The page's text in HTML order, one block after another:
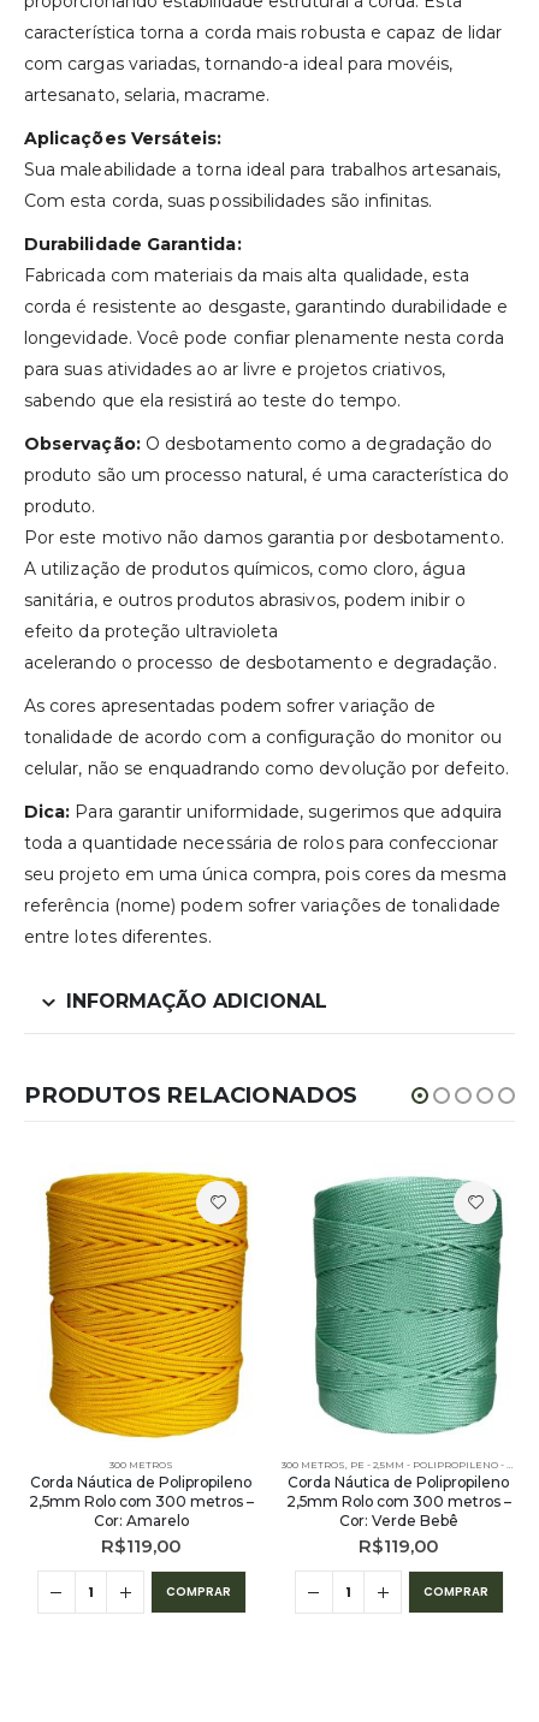
característica torna a corda mais robusta e capaz de lidar
com cargas variadas, tornando-a ideal para movéis,
artesanato, selaria, macrame.
Aplicações Versáteis:
Sua maleabilidade a torna ideal para trabalhos artesanais,
Com esta corda, suas possibilidades são infinitas.
Durabilidade Garantida:
Fabricada com materiais da mais alta qualidade, esta
corda é resistente ao desgaste, garantindo durabilidade e
longevidade. Você pode confiar plenamente nesta corda
para suas atividades ao ar livre e projetos criativos,
sabendo que ela resistirá ao teste do tempo.
Observação:O desbotamento como a degradação do
produto são um processo natural, é uma característica do
produto.
Por este motivo não damos garantia por desbotamento.
A utilização de produtos químicos, como cloro, água
sanitária, e outros produtos abrasivos, podem inibir o
efeito da proteção ultravioleta
acelerando o processo de desbotamento e degradação.
As cores apresentadas podem sofrer variação de
tonalidade de acordo com a configuração do monitor ou
celular, não se enquadrando como devolução por defeito.
Dica: Para garantir uniformidade, sugerimos que adquira
toda a quantidade necessária de rolos para confeccionar
seu projeto em uma única compra, pois cores da mesma
referência (nome) podem sofrer variações de tonalidade
entre lotes diferentes.
INFORMAÇÃO ADICIONAL
PRODUTOS RELACIONADOS
300 METROS
Corda Náutica de Polipropileno
2,5mm Rolo com 300 metros –
Cor: Amarelo
R$119,00
COMPRAR
300 METROS, PE - 2,5MM - POLIPROPILENO - 300 METROS
Corda Náutica de Polipropileno
2,5mm Rolo com 300 metros –
Cor: Verde Bebê
R$119,00
COMPRAR